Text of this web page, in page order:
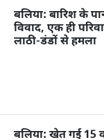
बलिया: बारिश के
विवाद, एक ही
लाठी-डंडों से हमला
बलिया: खेत गई 15